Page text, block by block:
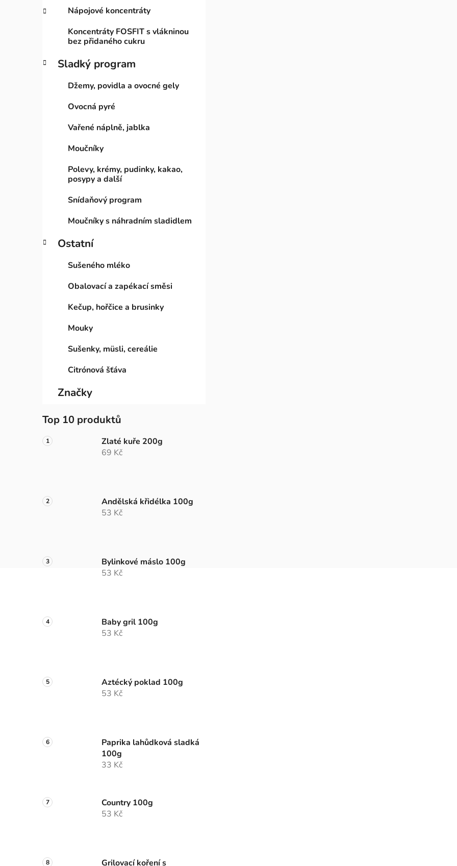
Nápojové koncentráty
Koncentráty FOSFIT s vlákninou
bez přidaného cukru
Sladký program
Džemy, povidla a ovocné gely
Ovocná pyré
Vařené náplně, jablka
Moučníky
Polevy, krémy, pudinky, kakao,
posypy a další
Snídaňový program
Moučníky s náhradním sladidlem
Ostatní
Sušeného mléko
Obalovací a zapékací směsi
Kečup, hořčice a brusinky
Mouky
Sušenky, müsli, cereálie
Citrónová šťáva
Značky
Top 10 produktů
Zlaté kuře 200g
69 Kč
Andělská křidélka 100g
53 Kč
Bylinkové máslo 100g
53 Kč
Baby gril 100g
53 Kč
Aztécký poklad 100g
53 Kč
Paprika lahůdková sladká
100g
33 Kč
Country 100g
53 Kč
Grilovací koření s